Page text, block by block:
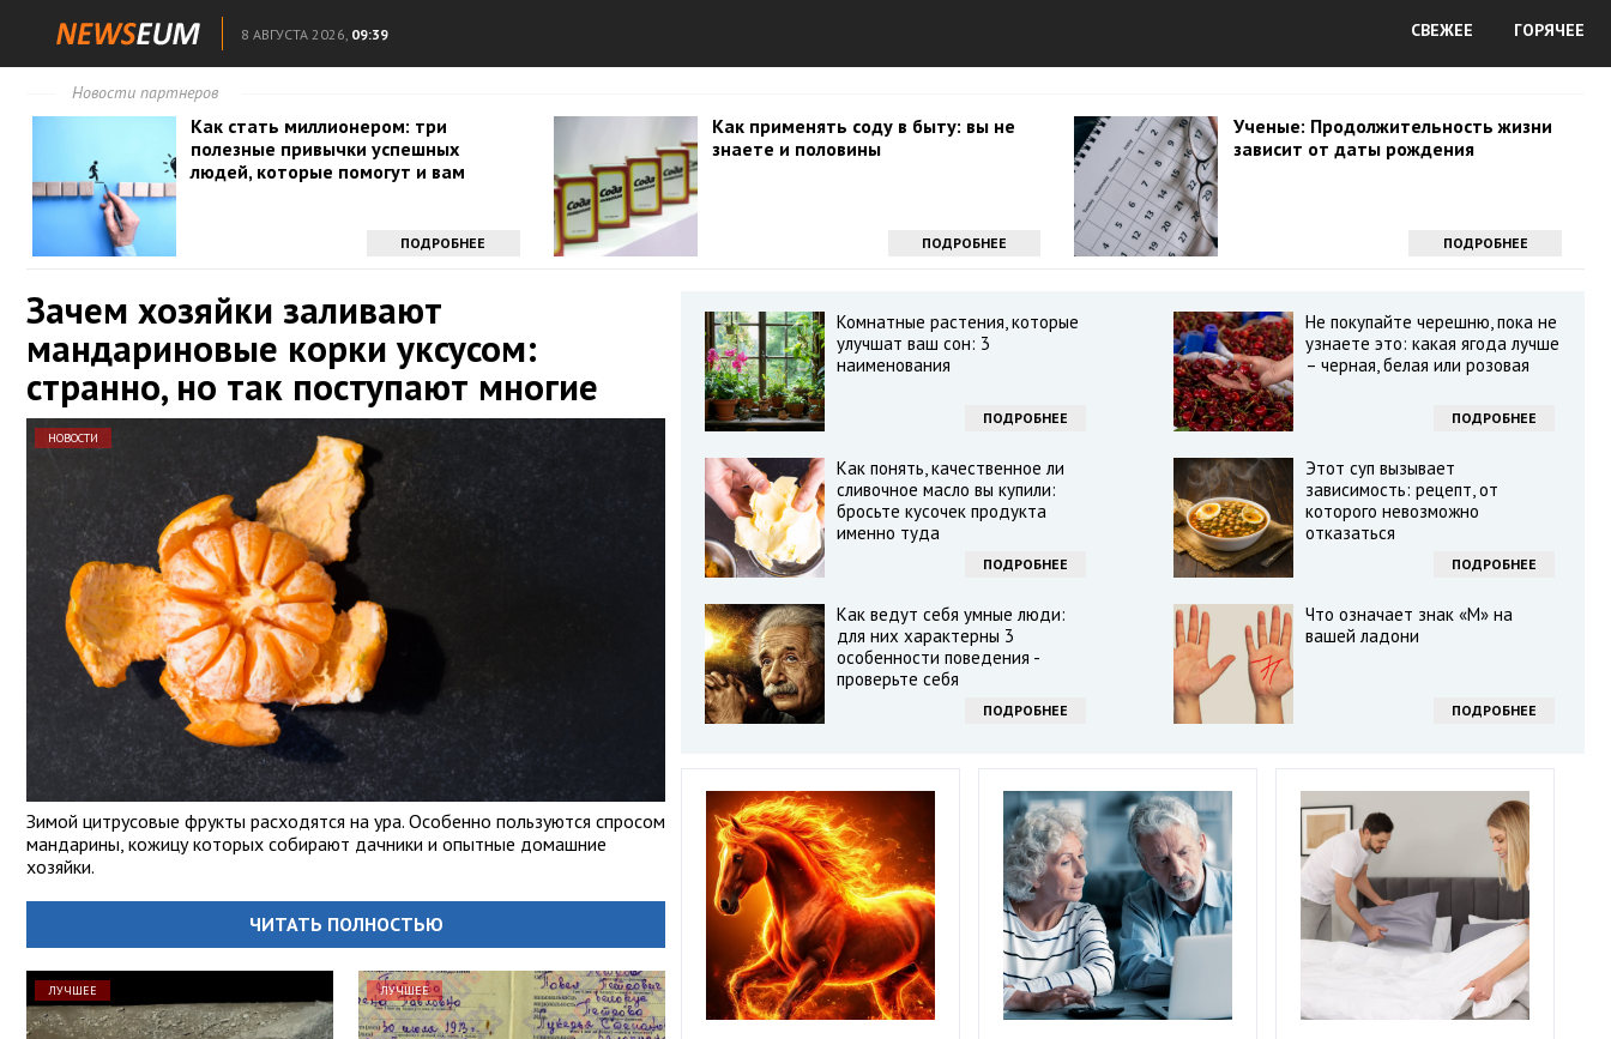
8 АВГУСТА 2026, 09:39 СВЕЖЕЕ ГОРЯЧЕЕ
Новости партнеров
Как стать миллионером: три
полезные привычки успешных
людей, которые помогут и вам
ПОДРОБНЕЕ
Как применять соду в быту: вы не
знаете и половины
ПОДРОБНЕЕ
Ученые: Продолжительность жизни
зависит от даты рождения
ПОДРОБНЕЕ
Зачем хозяйки заливают
мандариновые корки уксусом:
странно, но так поступают многие
НОВОСТИ
Зимой цитрусовые фрукты расходятся на ура. Особенно пользуются спросом
мандарины, кожицу которых собирают дачники и опытные домашние
хозяйки.
ЧИТАТЬ ПОЛНОСТЬЮ
ЛУЧШЕЕ ЛУЧШЕЕ
Комнатные растения, которые
улучшат ваш сон: 3
наименования
ПОДРОБНЕЕ
Не покупайте черешню, пока не
узнаете это: какая ягода лучше
– черная, белая или розовая
ПОДРОБНЕЕ
Как понять, качественное ли
сливочное масло вы купили:
бросьте кусочек продукта
именно туда
ПОДРОБНЕЕ
Этот суп вызывает
зависимость: рецепт, от
которого невозможно
отказаться
ПОДРОБНЕЕ
Как ведут себя умные люди:
для них характерны 3
особенности поведения -
проверьте себя
ПОДРОБНЕЕ
Что означает знак «М» на
вашей ладони
ПОДРОБНЕЕ